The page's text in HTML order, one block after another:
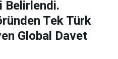
Belirlendi.
Tek Türk
Global Davet